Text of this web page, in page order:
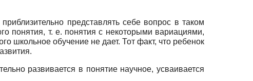
представлять себе вопрос в таком
понятия, т. е. понятия с некоторыми вариациями,
школьное обучение не дает. Тот факт, что ребенок
развивается в понятие научное, усваивается